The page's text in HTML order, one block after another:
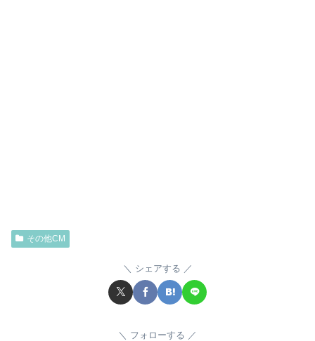
その他CM
シェアする
フォローする